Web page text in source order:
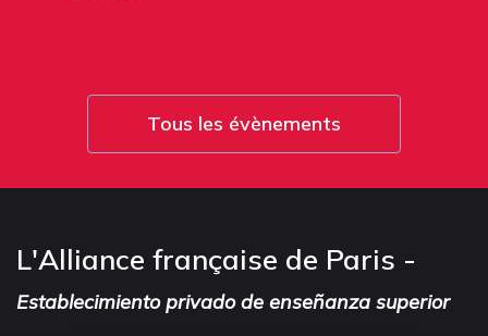
Tous les évènements
L'Alliance française de Paris -
Establecimiento privado de enseñanza superior